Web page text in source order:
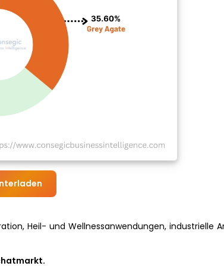
Heil- und Wellnessanwendungen, industrielle